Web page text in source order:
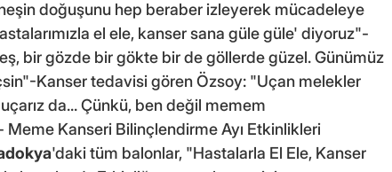
doğuşunu hep beraber izleyerek mücadeleye
el ele, kanser sana güle güle' diyoruz"-
bir gözde bir gökte bir de göllerde güzel. Günümüz
Kanser tedavisi gören Özsoy: "Uçan melekler
da... Çünkü, ben değil memem
Meme Kanseri Bilinçlendirme Ayı Etkinlikleri
'daki tüm balonlar, "Hastalarla El Ele, Kanser